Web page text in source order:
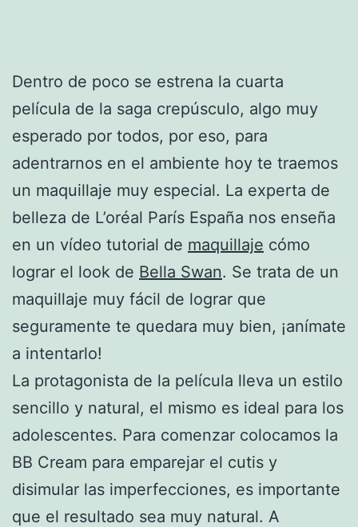
Dentro de poco se estrena la cuarta
película de la saga crepúsculo, algo muy
esperado por todos, por eso, para
adentrarnos en el ambiente hoy te traemos
un maquillaje muy especial. La experta de
belleza de L’oréal París España nos enseña
en un vídeo tutorial de maquillaje cómo
lograr el look de Bella Swan. Se trata de un
maquillaje muy fácil de lograr que
seguramente te quedara muy bien, ¡anímate
a intentarlo!
La protagonista de la película lleva un estilo
sencillo y natural, el mismo es ideal para los
adolescentes. Para comenzar colocamos la
BB Cream para emparejar el cutis y
disimular las imperfecciones, es importante
que el resultado sea muy natural. A